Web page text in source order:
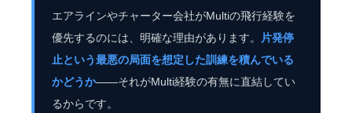
エアラインやチャーター会社がMultiの飛行経験を
優先するのには、明確な理由があります。
片発停
止という最悪の局面を想定した訓練を積んでいる
かどうか——それがMulti経験の有無に直結してい
るからです。